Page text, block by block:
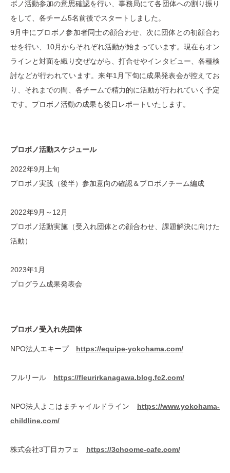
ボノ活動参加の意思確認を行い、事務局にて各団体への割り振り
をして、各チーム5名前後でスタートしました。
9月中にプロボノ参加者同士の顔合わせ、次に団体との初顔合わ
せを行い、10月からそれぞれ活動が始まっています。現在もオン
ラインと対面を織り交ぜながら、打合せやインタビュー、各種検
討などが行われています。来年1月下旬に成果発表会が控えてお
り、それまでの間、各チームで精力的に活動が行われていく予定
です。プロボノ活動の成果も後日レポートいたします。
プロボノ活動スケジュール
2022年9月上旬
プロボノ実践（後半）参加意向の確認＆プロボノチーム編成
2022年9月～12月
プロボノ活動実施（受入れ団体との顔合わせ、課題解決に向けた
活動）
2023年1月
プログラム成果発表会
プロボノ受入れ先団体
NPO法人エキープ https://equipe-yokohama.com/
フルリール https://fleurirkanagawa.blog.fc2.com/
NPO法人よこはまチャイルドライン https://www.yokohama-
childline.com/
株式会社3丁目カフェ https://3choome-cafe.com/